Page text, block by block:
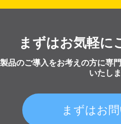
まずはお気軽に
製品のご導入をお考えの方に専
いたしま
まずはお